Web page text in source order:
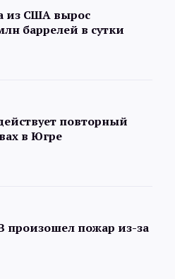
из США вырос
баррелей в сутки
повторный
в Югре
произошел пожар из-за